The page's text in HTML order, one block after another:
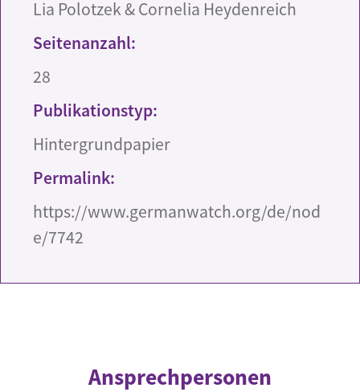
Lia Polotzek & Cornelia Heydenreich
Seitenanzahl:
28
Publikationstyp:
Hintergrundpapier
Permalink:
https://www.germanwatch.org/de/nod
e/7742
Ansprechpersonen